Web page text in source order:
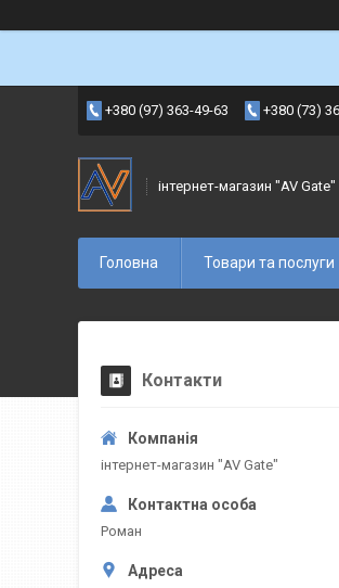
+380 (97) 363-49-63 +380 (73)
інтернет-магазин "AV Gate"
Головна Товари та послуги
Контакти
інтернет-магазин "AV Gate"
Роман